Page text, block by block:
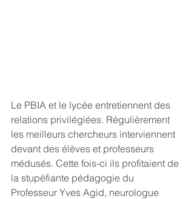
Le PBIA et le lycée entretiennent des
relations privilégiées. Régulièrement
les meilleurs chercheurs interviennent
devant des élèves et professeurs
médusés. Cette fois-ci ils profitaient de
la stupéfiante pédagogie du
Professeur Yves Agid, neurologue